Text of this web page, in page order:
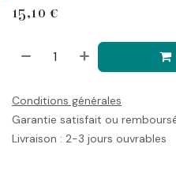
15,10 €
Conditions générales
Garantie satisfait ou
Livraison : 2-3 jours ouvrables